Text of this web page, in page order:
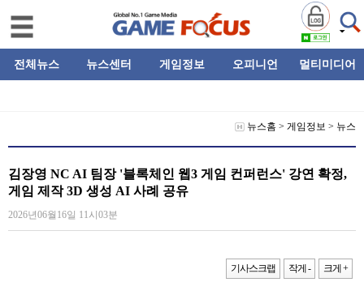
전체뉴스 뉴스센터 게임정보 오피니언 멀티미디어
뉴스홈 > 게임정보 > 뉴스
김장영 NC AI 팀장 '블록체인 웹3 게임 컨퍼런스' 강연 확정,
게임 제작 3D 생성 AI 사례 공유
2026년06월16일 11시03분
기사스크랩 작게 - 크게 +